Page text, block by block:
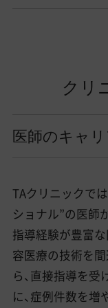
クリ
医師のキャ
TAクリニックで
ショナル”の医師
指導経験が豊富
容医療の技術を
ら、直接指導を
に、症例件数を増